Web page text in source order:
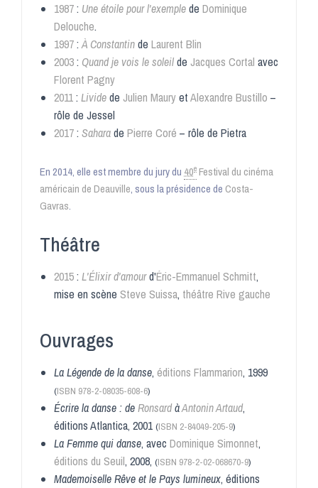
1987: Une étoile pour l'exemplede Dominique
Delouche.
1997:À Constantinde Laurent Blin
2003: Quand je vois le soleilde Jacques Cortal avec
Florent Pagny
2011: Lividede Julien MauryetAlexandre Bustillo –
rôle de Jessel
2017: Saharade Pierre Coré – rôle de Pietra
En 2014, elle est membre du jury du 40e Festival du cinéma
américain de Deauville, sous la présidence de Costa-
Gavras.
Théâtre
2015: L'Élixir d'amourd'Éric-Emmanuel Schmitt,
mise en scène Steve Suissa, théâtre Rive gauche
Ouvrages
La Légende de la danse, éditions Flammarion, 1999
(ISBN 978-2-08035-608-6)
Écrire la danse : deRonsardàAntonin Artaud,
éditions Atlantica, 2001 (ISBN 2-84049-205-9)
La Femme qui danse, avec Dominique Simonnet,
éditions du Seuil, 2008, (ISBN 978-2-02-068670-9)
Mademoiselle Rêve et le Pays lumineux, éditions